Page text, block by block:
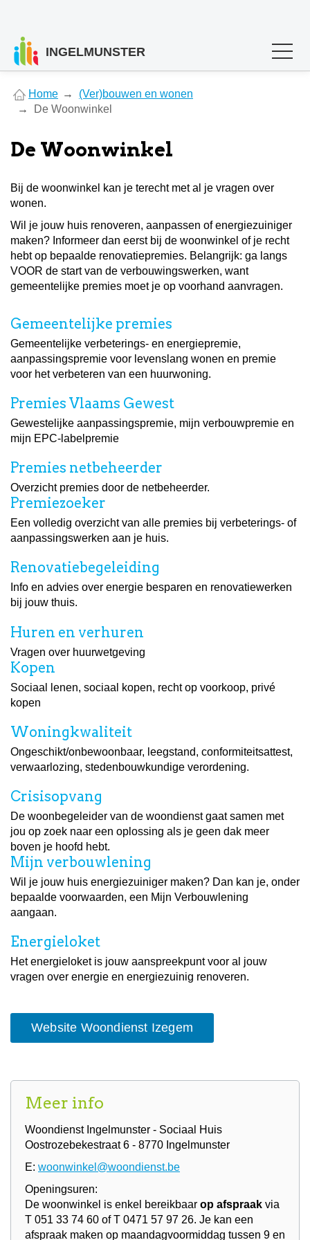
INGELMUNSTER
are
here
Home
(Ver)bouwen en wonen
De Woonwinkel
De Woonwinkel
Bij de woonwinkel kan je terecht met al je vragen over
wonen.
Wil je jouw huis renoveren, aanpassen of energiezuiniger
maken? Informeer dan eerst bij de woonwinkel of je recht
hebt op bepaalde renovatiepremies. Belangrijk: ga langs
VOOR de start van de verbouwingswerken, want
gemeentelijke premies moet je op voorhand aanvragen.
Gemeentelijke premies
Gemeentelijke verbeterings- en energiepremie,
aanpassingspremie voor levenslang wonen en premie
voor het verbeteren van een huurwoning.
Premies Vlaams Gewest
Gewestelijke aanpassingspremie, mijn verbouwpremie en
mijn EPC-labelpremie
Premies netbeheerder
Overzicht premies door de netbeheerder.
Premiezoeker
Een volledig overzicht van alle premies bij verbeterings- of
aanpassingswerken aan je huis.
Renovatiebegeleiding
Info en advies over energie besparen en renovatiewerken
bij jouw thuis.
Huren en verhuren
Vragen over huurwetgeving
Kopen
Sociaal lenen, sociaal kopen, recht op voorkoop, privé
kopen
Woningkwaliteit
Ongeschikt/onbewoonbaar, leegstand, conformiteitsattest,
verwaarlozing, stedenbouwkundige verordening.
Crisisopvang
De woonbegeleider van de woondienst gaat samen met
jou op zoek naar een oplossing als je geen dak meer
boven je hoofd hebt.
Mijn verbouwlening
Wil je jouw huis energiezuiniger maken? Dan kan je, onder
bepaalde voorwaarden, een Mijn Verbouwlening
aangaan.
Energieloket
Het energieloket is jouw aanspreekpunt voor al jouw
vragen over energie en energiezuinig renoveren.
Website Woondienst Izegem
Meer info
Woondienst Ingelmunster - Sociaal Huis
Oostrozebekestraat 6 - 8770 Ingelmunster
E: woonwinkel@woondienst.be
Openingsuren:
De woonwinkel is enkel bereikbaar op afspraak via
T 051 33 74 60 of T 0471 57 97 26. Je kan een
afspraak maken op maandagvoormiddag tussen 9 en